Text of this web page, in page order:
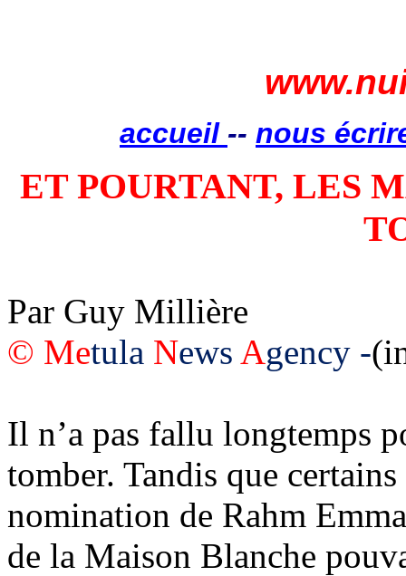
accueil -- nous
ET POURTANT, LES
Par Guy Millière
© Metula News Agency -(
Il n’a pas fallu longtemps
tomber. Tandis que
nomination de Rahm
de la Maison Blanche